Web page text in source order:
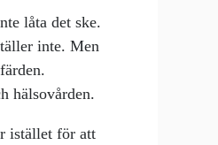
låta det ske.
inte. Men
hälsovården.
istället för att